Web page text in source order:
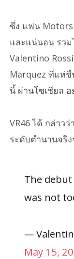
ซึ่ง แฟน
และแน่นอน รวม
Valentino
Marquez ที่แห่
นี้ ผ่านโซเชียล
VR46 ได้ กล่าวว่
ระดับตำนานจริง
The
was not
—
May 15,